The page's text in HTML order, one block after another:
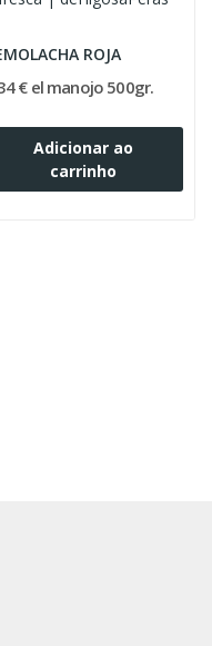
ROJA
€ el manojo 500gr.
Adicionar ao
carrinho